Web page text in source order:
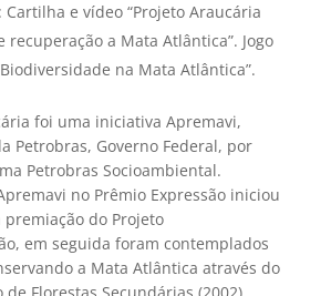
Cartilha e vídeo “Projeto Araucária
recuperação a Mata Atlântica”. Jogo
na Mata Atlântica”.
foi uma iniciativa Apremavi,
Petrobras, Governo Federal, por
Petrobras Socioambiental.
no Prêmio Expressão iniciou
premiação do Projeto
em seguida foram contemplados
a Mata Atlântica através do